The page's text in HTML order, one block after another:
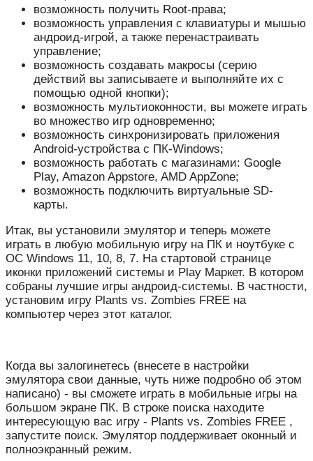
возможность получить Root-права;
возможность управления с клавиатуры и мышью
андроид-игрой, а также перенастраивать
управление;
возможность создавать макросы (серию
действий вы записываете и выполняйте их с
помощью одной кнопки);
возможность мультиоконности, вы можете играть
во множество игр одновременно;
возможность синхронизировать приложения
Android-устройства с ПК-Windows;
возможность работать с магазинами: Google
Play, Amazon Appstore, AMD AppZone;
возможность подключить виртуальные SD-
карты.
Итак, вы установили эмулятор и теперь можете
играть в любую мобильную игру на ПК и ноутбуке с
ОС Windows 11, 10, 8, 7. На стартовой странице
иконки приложений системы и Play Маркет. В котором
собраны лучшие игры андроид-системы. В частности,
установим игру Plants vs. Zombies FREE на
компьютер через этот каталог.
Когда вы залогинетесь (внесете в настройки
эмулятора свои данные, чуть ниже подробно об этом
написано) - вы сможете играть в мобильные игры на
большом экране ПК. В строке поиска находите
интересующую вас игру - Plants vs. Zombies FREE ,
запустите поиск. Эмулятор поддерживает оконный и
полноэкранный режим.